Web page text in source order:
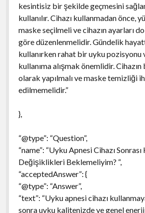
kesintisiz bir şekilde geçmesini
kullanılır. Cihazı kullanmadan önce,
maske seçilmeli ve cihazın ayarları
göre düzenlenmelidir. Gündelik
kullanırken rahat bir uyku pozisyonu
kullanıma alışmak önemlidir. Cihazın
olarak yapılmalı ve maske temizliği
edilmemelidir.”
},
“@type”: “Question”,
“name”: “Uyku Apnesi Cihazı
Değişiklikleri Beklemeliyim? “,
“acceptedAnswer”: {
“@type”: “Answer”,
“text”: “Uyku apnesi cihazı
sonra uyku kalitenizde ve genel